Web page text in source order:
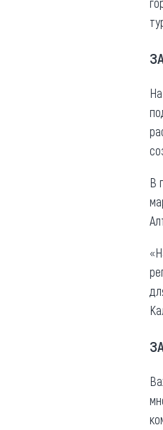
Реестр
Реестр
агентств
Противодействие
В